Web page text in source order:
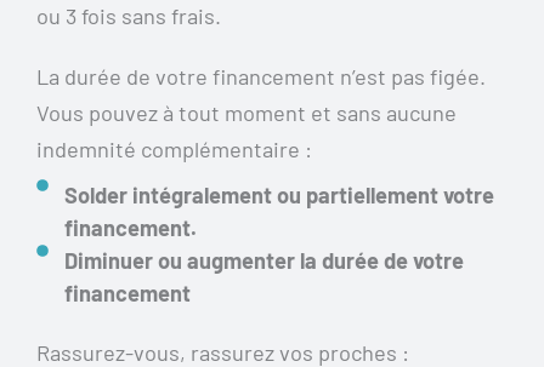
ou 3 fois sans frais.
La durée de votre financement n’est pas figée.
Vous pouvez à tout moment et sans aucune
indemnité complémentaire :
Solder intégralement ou partiellement votre
financement.
Diminuer ou augmenter la durée de votre
financement
Rassurez-vous, rassurez vos proches :